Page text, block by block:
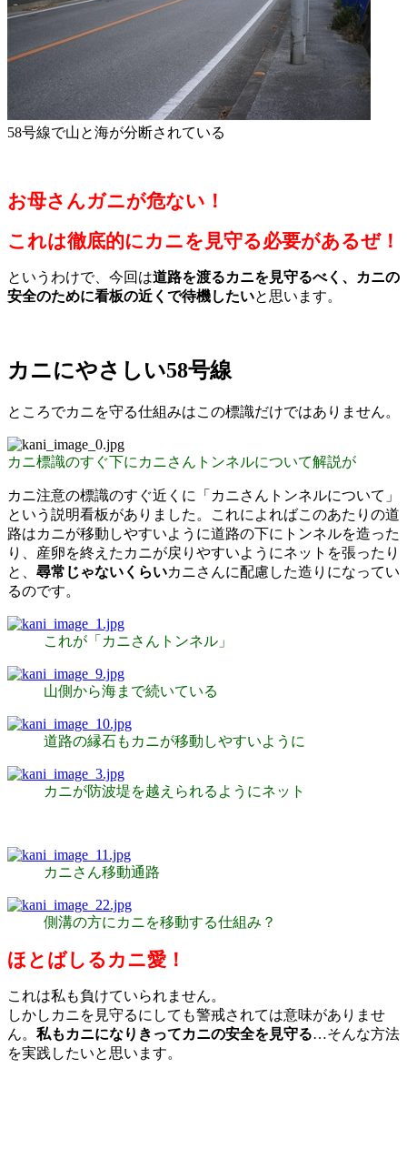
58号線で山と海が分断されている
お母さんガニが危ない！
これは徹底的にカニを見守る必要があるぜ！
というわけで、今回は道路を渡るカニを見守るべく、カニの
安全のために看板の近くで待機したいと思います。
カニにやさしい58号線
ところでカニを守る仕組みはこの標識だけではありません。
カニ標識のすぐ下にカニさんトンネルについて解説が
カニ注意の標識のすぐ近くに「カニさんトンネルについて」
という説明看板がありました。これによればこのあたりの道
路はカニが移動しやすいように道路の下にトンネルを造った
り、産卵を終えたカニが戻りやすいようにネットを張ったり
と、 尋常じゃないくらいカニさんに配慮した造りになってい
るのです。
これが「カニさんトンネル」
山側から海まで続いている
道路の縁石もカニが移動しやすいように
カニが防波堤を越えられるようにネット
カニさん移動通路
側溝の方にカニを移動する仕組み？
ほとばしるカニ愛！
これは私も負けていられません。
しかしカニを見守るにしても警戒されては意味がありませ
ん。 私もカニになりきってカニの安全を見守る…そんな方法
を実践したいと思います。